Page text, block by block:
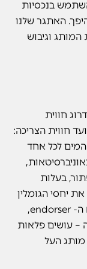
בנכסיות
האתגר שלנו
המותג וגיבוש
חווית
חווית הצריכה:
המים לכל אחד
בעלות
יחסי הגומלין
כך שתמי 4 הוא המוביל ושטראוס מים הוא ה- endorser,
– עושים פלאות
העל